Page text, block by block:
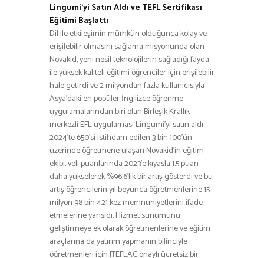
Lingumi’yi Satın Aldı ve TEFL Sertifikası
Eğitimi Başlattı
Dil ile etkileşimin mümkün olduğunca kolay ve
erişilebilir olmasını sağlama misyonunda olan
Novakid, yeni nesil teknolojilerin sağladığı fayda
ile yüksek kaliteli eğitimi öğrenciler için erişilebilir
hale getirdi ve 2 milyondan fazla kullanıcısıyla
Asya’daki en popüler İngilizce öğrenme
uygulamalarından biri olan Birleşik Krallık
merkezli EFL uygulaması Lingumi’yi satın aldı.
2024’te 650’si istihdam edilen 3 bin 100’ün
üzerinde öğretmene ulaşan Novakid’in eğitim
ekibi, veli puanlarında 2023’e kıyasla 1,5 puan
daha yükselerek %96,6’lık bir artış gösterdi ve bu
artış öğrencilerin yıl boyunca öğretmenlerine 15
milyon 98 bin 421 kez memnuniyetlerini ifade
etmelerine yansıdı. Hizmet sunumunu
geliştirmeye ek olarak öğretmenlerine ve eğitim
araçlarına da yatırım yapmanın bilinciyle
öğretmenleri için ITEFLAC onaylı ücretsiz bir